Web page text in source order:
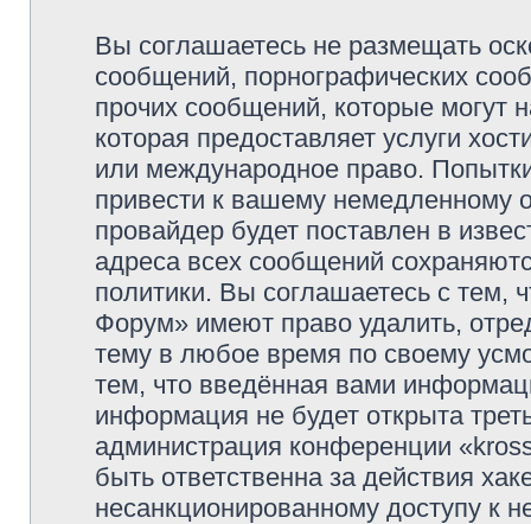
Вы соглашаетесь не размещать
сообщений, порнографических
прочих сообщений, которые могут
которая предоставляет услуги
или международное право.
привести к вашему немедленному
провайдер будет поставлен в
адреса всех сообщений
политики. Вы соглашаетесь с тем,
Форум» имеют право удалить,
тему в любое время по своему
тем, что введённая вами
информация не будет открыта
администрация конференции
быть ответственна за действия
несанкционированному доступу к